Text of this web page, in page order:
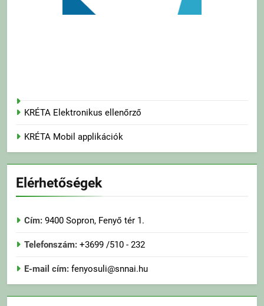
KRÉTA Elektronikus ellenőrző
KRÉTA Mobil applikációk
Elérhetőségek
Cím: 9400 Sopron, Fenyő tér 1.
Telefonszám: +3699 /510 - 232
E-mail cím: fenyosuli@snnai.hu